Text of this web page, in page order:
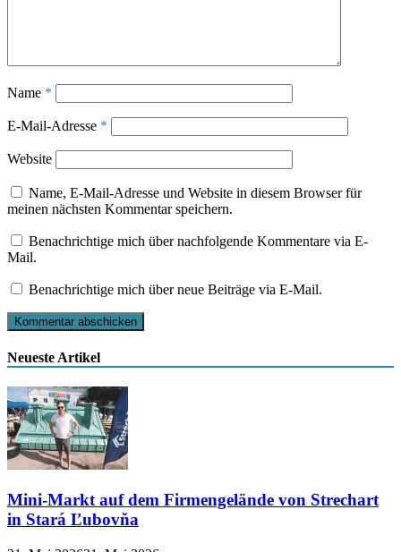
Name *
E-Mail-Adresse *
Website
Name, E-Mail-Adresse und Website in diesem Browser für
meinen nächsten Kommentar speichern.
Benachrichtige mich über nachfolgende Kommentare via E-
Mail.
Benachrichtige mich über neue Beiträge via E-Mail.
Neueste Artikel
Mini-Markt auf dem Firmengelände von Strechart
in Stará Ľubovňa